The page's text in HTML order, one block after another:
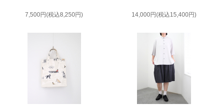
7,500円(税込8,250円) 14,000円(税込15,400円)